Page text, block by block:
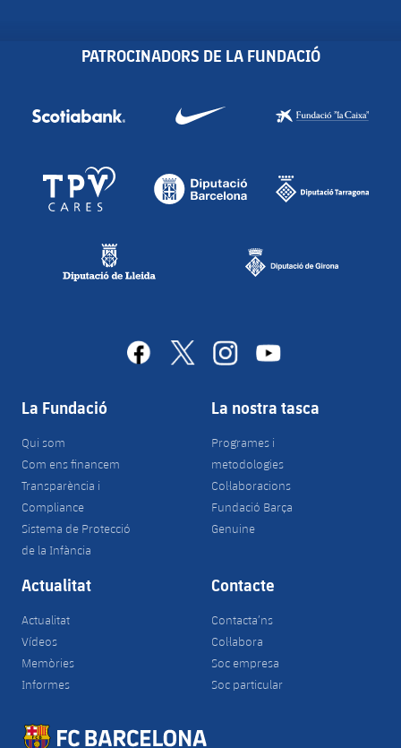
PATROCINADORS DE LA FUNDACIÓ
facebook
x instagramyoutube
La Fundació
Qui som
Com ens financem
Transparència i
Compliance
Sistema de Protecció
de la Infància
La nostra tasca
Programes i
metodologies
Col·laboracions
Fundació Barça
Genuine
Actualitat
Actualitat
Vídeos
Memòries
Informes
Contacte
Contacta’ns
Col·labora
Soc empresa
Soc particular